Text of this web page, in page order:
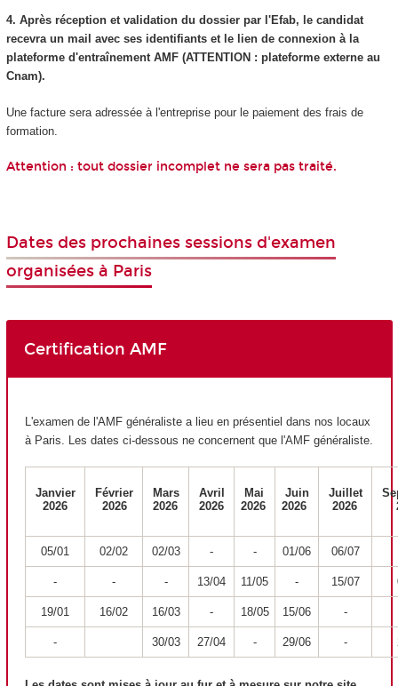
4. Après réception et validation du dossier par l'Efab, le candidat
recevra un mail avec ses identifiants et le lien de connexion à la
plateforme d'entraînement AMF (ATTENTION : plateforme externe au
Cnam).
Une facture sera adressée à l'entreprise pour le paiement des frais de
formation.
Attention : tout dossier incomplet ne sera pas traité.
Dates des prochaines sessions d'examen
organisées à Paris
Certification AMF
L'examen de l'AMF généraliste a lieu en présentiel dans nos locaux
à Paris. Les dates ci-dessous ne concernent que l'AMF généraliste.
Janvier
2026
Février
2026
Mars
2026
Avril
2026
Mai
2026
Juin
2026
Juillet
2026
05/01 02/02 02/03 - - 01/06 06/07
- - - 13/04 11/05 - 15/07
19/01 16/02 16/03 - 18/05 15/06 -
- 30/03 27/04 - 29/06 -